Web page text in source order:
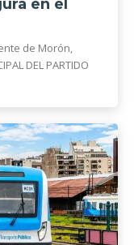
en el
de Morón,